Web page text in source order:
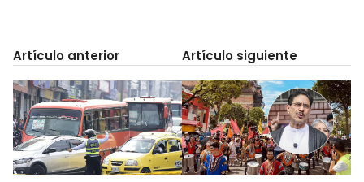
Artículo anterior Artículo siguiente